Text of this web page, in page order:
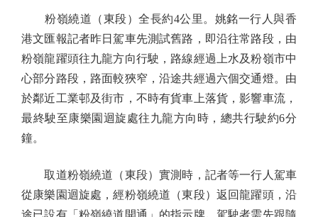
粉嶺繞道（東段）全長約4公里。姚銘一行人與香
港文匯報記者昨日駕車先測試舊路，即沿往常路段，由
粉嶺龍躍頭往九龍方向行駛，路線經過上水及粉嶺市中
心部分路段，路面較狹窄，沿途共經過六個交通燈。由
於鄰近工業邨及街市，不時有貨車上落貨，影響車流，
最終駛至康樂園迴旋處往九龍方向時，總共行駛約6分
鐘。
取道粉嶺繞道（東段）實測時，記者等一行人駕車
從康樂園迴旋處，經粉嶺繞道（東段）返回龍躍頭，沿
途已設有「粉嶺繞道開通」的指示牌。駕駛者需先跟隨